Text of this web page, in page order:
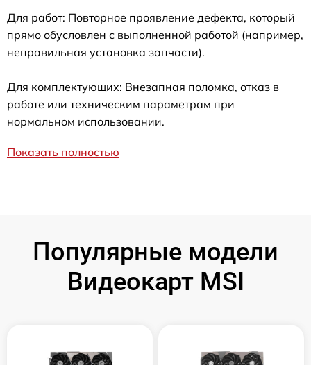
Для работ: Повторное проявление дефекта, который
прямо обусловлен с выполненной работой (например,
неправильная установка запчасти).
Для комплектующих: Внезапная поломка, отказ в
работе или техническим параметрам при
нормальном использовании.
Показать полностью
Популярные модели
Видеокарт MSI